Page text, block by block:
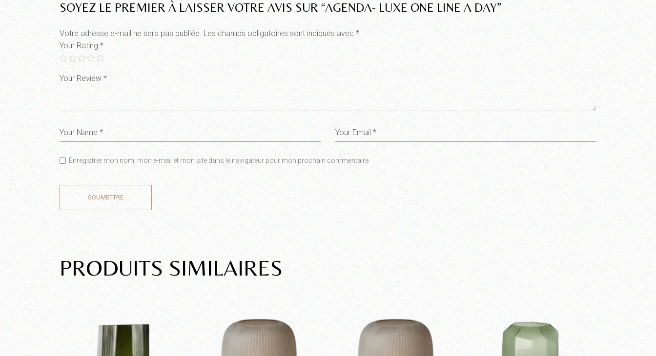
SOYEZ LE PREMIER À LAISSER VOTRE AVIS SUR “AGENDA- LUXE ONE LINE A DAY”
Votre adresse e-mail ne sera pas publiée. Les champs obligatoires sont indiqués avec *
Your Rating *
Enregistrer mon nom, mon e-mail et mon site dans le navigateur pour mon prochain commentaire.
SOUMETTRE
PRODUITS SIMILAIRES